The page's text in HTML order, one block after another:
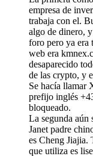
empresa de
trabaja con el.
algo de dinero,
foro pero ya era
web era
desaparecido
de las crypto, y
Se hacía llamar
prefijo inglés
bloqueado.
La segunda aún
Janet padre
es Cheng Jiajia.
que utiliza es